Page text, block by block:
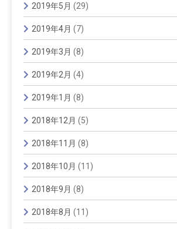
2019年5月 (29)
2019年4月 (7)
2019年3月 (8)
2019年2月 (4)
2019年1月 (8)
2018年12月 (5)
2018年11月 (8)
2018年10月 (11)
2018年9月 (8)
2018年8月 (11)